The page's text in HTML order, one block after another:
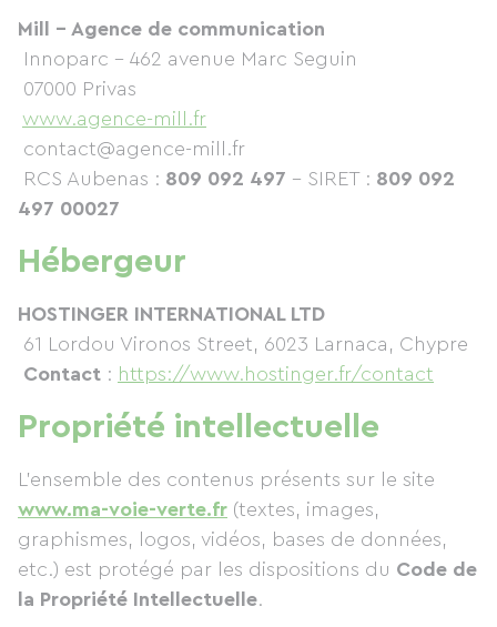
Mill – Agence de communication
Innoparc - 462 avenue Marc Seguin
07000 Privas
www.agence-mill.fr
contact@agence-mill.fr
RCS Aubenas : 809 092 497 – SIRET : 809 092
497 00027
Hébergeur
HOSTINGER INTERNATIONAL LTD
61 Lordou Vironos Street, 6023 Larnaca, Chypre
Contact : https://www.hostinger.fr/contact
Propriété intellectuelle
L’ensemble des contenus présents sur le site
www.ma-voie-verte.fr (textes, images,
graphismes, logos, vidéos, bases de données,
etc.) est protégé par les dispositions du Code de
la Propriété Intellectuelle.